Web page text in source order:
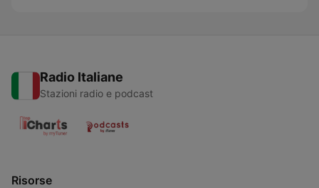
Radio Italiane
Stazioni radio e podcast
Risorse